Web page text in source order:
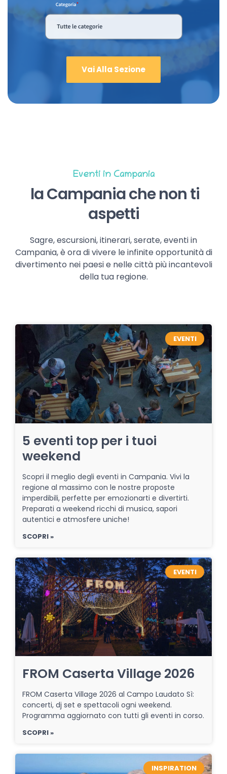
Vai Alla Sezione
Eventi in Campania
la Campania che non ti
aspetti
Sagre, escursioni, itinerari, serate, eventi in
Campania, è ora di vivere le infinite opportunità di
divertimento nei paesi e nelle città più incantevoli
della tua regione.
EVENTI
5 eventi top per i tuoi
weekend
Scopri il meglio degli eventi in Campania. Vivi la
regione al massimo con le nostre proposte
imperdibili, perfette per emozionarti e divertirti.
Preparati a weekend ricchi di musica, sapori
autentici e atmosfere uniche!
SCOPRI »
EVENTI
FROM Caserta Village 2026
FROM Caserta Village 2026 al Campo Laudato Sì:
concerti, dj set e spettacoli ogni weekend.
Programma aggiornato con tutti gli eventi in corso.
SCOPRI »
INSPIRATION